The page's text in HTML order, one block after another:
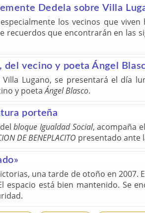
Dedela sobre Villa
los vecinos que
recuerdos que encontrarán en las
del vecino y poeta Ángel
Lugano, se presentará el día
y poetaÁngel Blasco.
porteña
bloque Igualdad Social, acompaña
DE BENEPLACITO presentado ante
una tarde de otoño en 2007.
espacio está bien mantenido. Se